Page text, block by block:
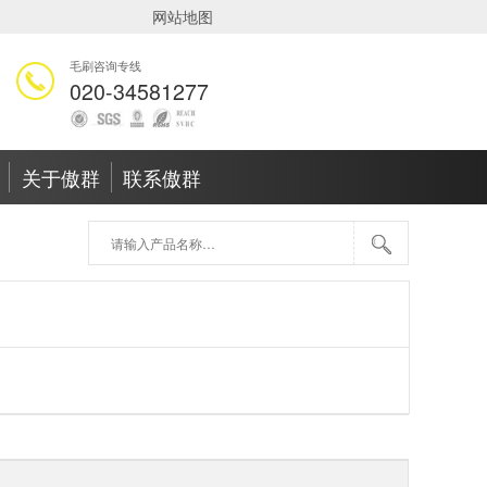
网站地图
毛刷咨询专线
020-34581277
关于傲群 联系傲群